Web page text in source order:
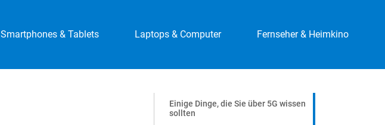
Smartphones & Tablets Laptops & Computer Fernseher & Heimkino
Einige Dinge, die Sie über 5G wissen
sollten